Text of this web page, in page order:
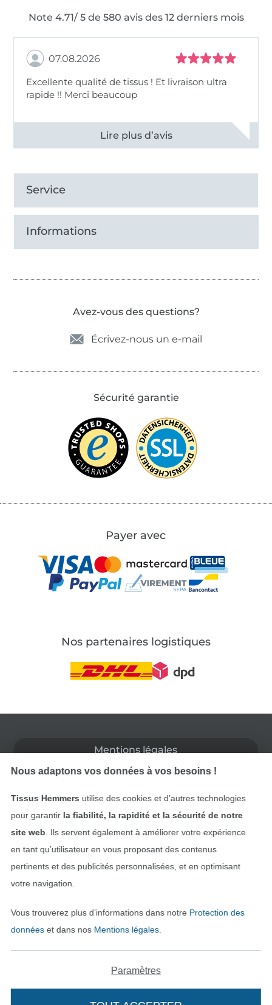
Note 4.71/ 5 de 580 avis des 12 derniers mois
07.08.2026
Excellente qualité de tissus ! Et livraison ultra
rapide !! Merci beaucoup
Voir tous les 11496 commentaires
Service
Informations
Avez-vous des questions?
Écrivez-nous un e-mail
Sécurité garantie
Payer avec
Nos partenaires logistiques
Mentions légales
Droit de rétractation
Contact
Nous adaptons vos données à vos besoins !
Tissus Hemmers utilise des cookies et d’autres technologies
pour garantir la fiabilité, la rapidité et la sécurité de notre
site web . Ils servent également à améliorer votre expérience
en tant qu’utilisateur en vous proposant des contenus
pertinents et des publicités personnalisées, et en optimisant
votre navigation.
Vous trouverez plus d’informations dans notre Protection des
donnéeset dans nos Mentions légales.
Paramètres